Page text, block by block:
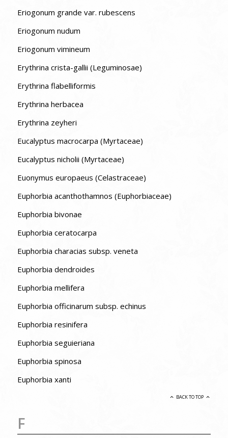
Eriogonum grande var. rubescens
Eriogonum nudum
Eriogonum vimineum
Erythrina crista-gallii (Leguminosae)
Erythrina flabelliformis
Erythrina herbacea
Erythrina zeyheri
Eucalyptus macrocarpa (Myrtaceae)
Eucalyptus nicholii (Myrtaceae)
Euonymus europaeus (Celastraceae)
Euphorbia acanthothamnos (Euphorbiaceae)
Euphorbia bivonae
Euphorbia ceratocarpa
Euphorbia characias subsp. veneta
Euphorbia dendroides
Euphorbia mellifera
Euphorbia officinarum subsp. echinus
Euphorbia resinifera
Euphorbia seguieriana
Euphorbia spinosa
Euphorbia xanti
BACK TO TOP
F